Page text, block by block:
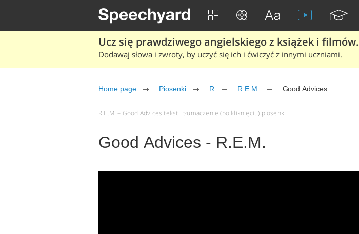
Ucz się prawdziwego angielskiego z książek i filmów.
Dodawaj słowa i zwroty, by uczyć się ich i ćwiczyć z innymi uczniami.
Home page Piosenki R R.E.M. Good Advices
R.E.M. – Good Advices tekst i tłumaczenie (po kliknięciu) piosenki
Good Advices - R.E.M.